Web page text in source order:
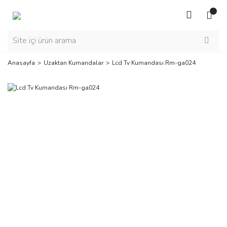
Anasayfa Uzaktan Kumandalar Lcd Tv Kumandası Rm-ga024